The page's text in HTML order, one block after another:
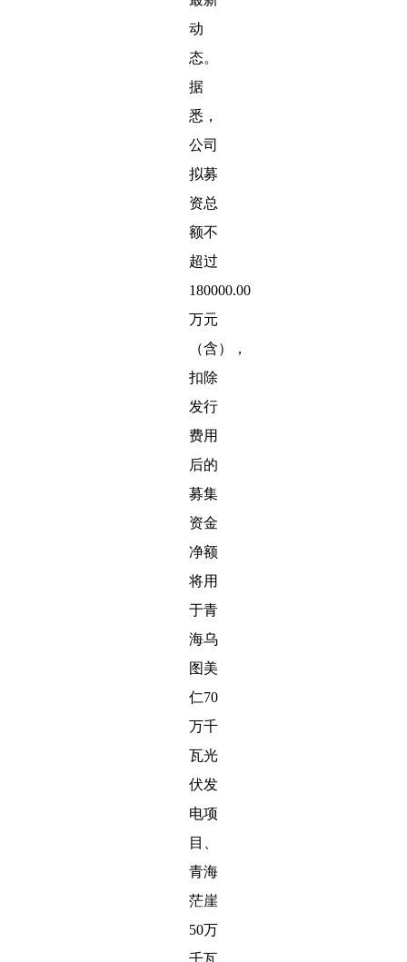
动
态。
据
悉，
公司
拟募
资总
额不
超过
180000.00
万元
（含），
扣除
发行
费用
后的
募集
资金
净额
将用
于青
海乌
图美
仁70
万千
瓦光
伏发
电项
目、
青海
茫崖
50万
千瓦